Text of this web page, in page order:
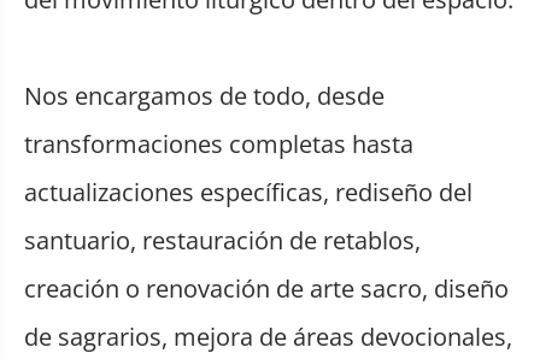
Nos encargamos de todo, desde
transformaciones completas hasta
actualizaciones específicas, rediseño del
santuario, restauración de retablos,
creación o renovación de arte sacro, diseño
de sagrarios, mejora de áreas devocionales,